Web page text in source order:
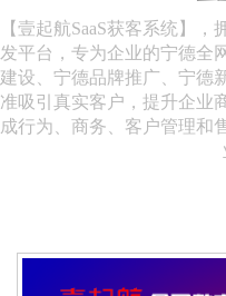
【壹起航SaaS获客系统】
发平台，专为企业的宁德全
建设、宁德品牌推广、宁德
准吸引真实客户，提升企业
成行为、商务、客户管理和